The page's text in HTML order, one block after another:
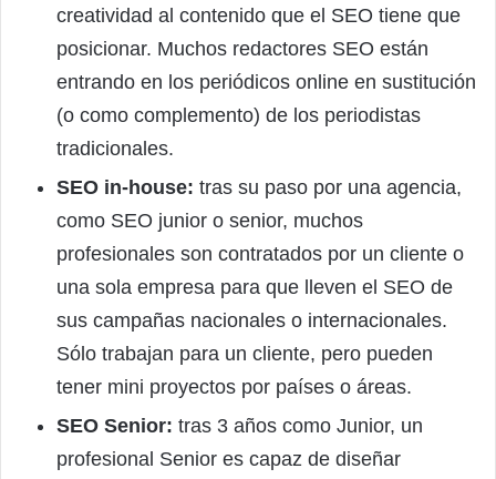
creatividad al contenido que el SEO tiene que
posicionar. Muchos redactores SEO están
entrando en los periódicos online en sustitución
(o como complemento) de los periodistas
tradicionales.
SEO in-house: tras su paso por una agencia,
como SEO junior o senior, muchos
profesionales son contratados por un cliente o
una sola empresa para que lleven el SEO de
sus campañas nacionales o internacionales.
Sólo trabajan para un cliente, pero pueden
tener mini proyectos por países o áreas.
SEO Senior: tras 3 años como Junior, un
profesional Senior es capaz de diseñar